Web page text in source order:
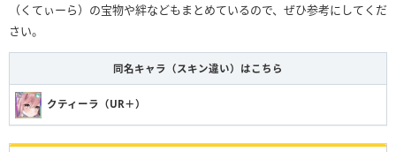
（くてぃーら）の宝物や絆などもまとめているので、ぜひ参考にしてくだ
さい。
同名キャラ（スキン違い）はこちら
クティーラ（UR＋）